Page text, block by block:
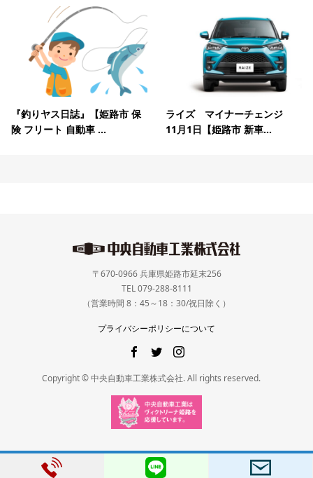
『釣りヤス日誌』【姫路市 保
険 フリート 自動車 ...
ライズ マイナーチェンジ
11月1日【姫路市 新車...
〒670-0966 兵庫県姫路市延末256
TEL 079-288-8111
（営業時間 8：45～18：30/祝日除く）
プライバシーポリシーについて
Copyright © 中央自動車工業株式会社. All rights reserved.